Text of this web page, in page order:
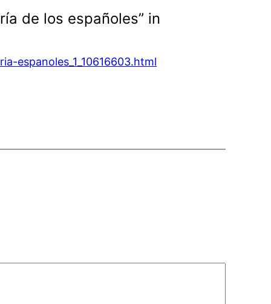
de los españoles” in
espanoles_1_10616603.html